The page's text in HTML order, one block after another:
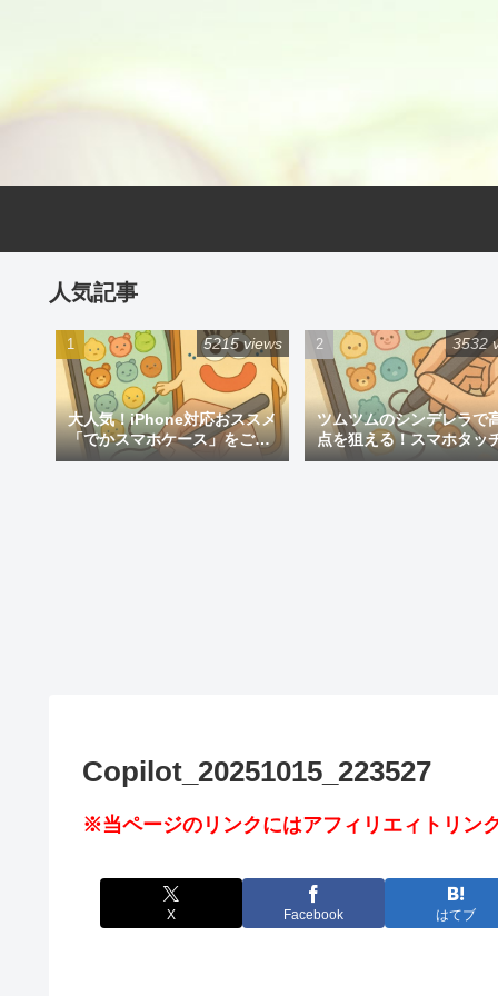
人気記事
大人気！iPhone対応おススメ
「でかスマホケース」をご紹
介
5215 views
ツムツムのシンデレラで
点を狙える！スマホタッ
ン
3532
Copilot_20251015_223527
※当ページのリンクにはアフィリエィトリン
X Facebook はてブ